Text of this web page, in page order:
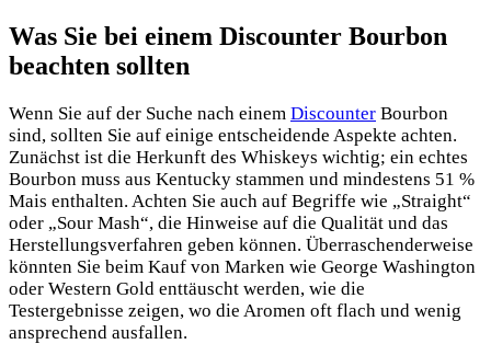
Was Sie bei einem Discounter Bourbon
beachten sollten
Wenn Sie auf der Suche nach einem Discounter Bourbon
sind, sollten Sie auf einige entscheidende Aspekte achten.
Zunächst ist die Herkunft des Whiskeys wichtig; ein echtes
Bourbon muss aus Kentucky stammen und mindestens 51 %
Mais enthalten. Achten Sie auch auf Begriffe wie „Straight“
oder „Sour Mash“, die Hinweise auf die Qualität und das
Herstellungsverfahren geben können. Überraschenderweise
könnten Sie beim Kauf von Marken wie George Washington
oder Western Gold enttäuscht werden, wie die
Testergebnisse zeigen, wo die Aromen oft flach und wenig
ansprechend ausfallen.